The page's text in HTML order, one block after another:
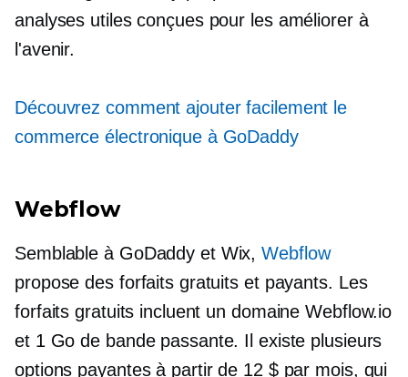
analyses utiles conçues pour les améliorer à
l'avenir.
Découvrez comment ajouter facilement le
commerce électronique à GoDaddy
Webflow
Semblable à GoDaddy et Wix,Webflow
propose des forfaits gratuits et payants. Les
forfaits gratuits incluent un domaine Webflow.io
et 1 Go de bande passante. Il existe plusieurs
options payantes à partir de 12 $ par mois, qui